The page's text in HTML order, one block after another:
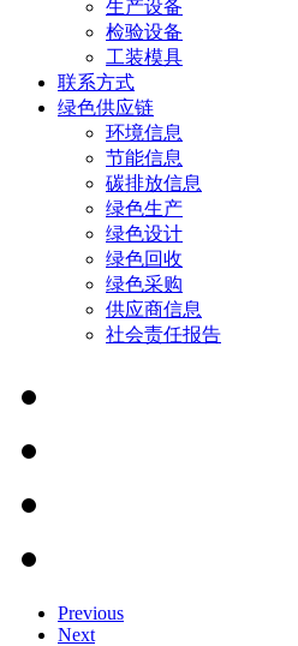
生产设备
检验设备
工装模具
联系方式
绿色供应链
环境信息
节能信息
碳排放信息
绿色生产
绿色设计
绿色回收
绿色采购
供应商信息
社会责任报告
Previous
Next